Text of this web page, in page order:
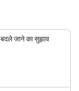
बदले जाने का सुझाव